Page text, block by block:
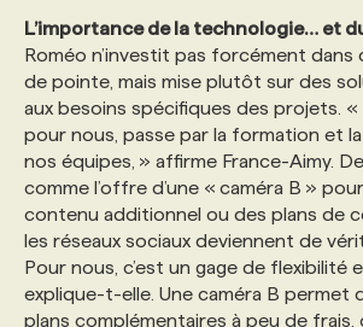
L’importance de la technologie… et
Roméo n’investit pas forcément dans
de pointe, mais mise plutôt sur des
aux besoins spécifiques des projets. «
pour nous, passe par la formation et
nos équipes, » affirme France-Aimy.
comme l’offre d’une « caméra B »
contenu additionnel ou des plans de
les réseaux sociaux deviennent de
Pour nous, c’est un gage de flexibilité
explique-t-elle. Une caméra B permet
plans complémentaires à peu de